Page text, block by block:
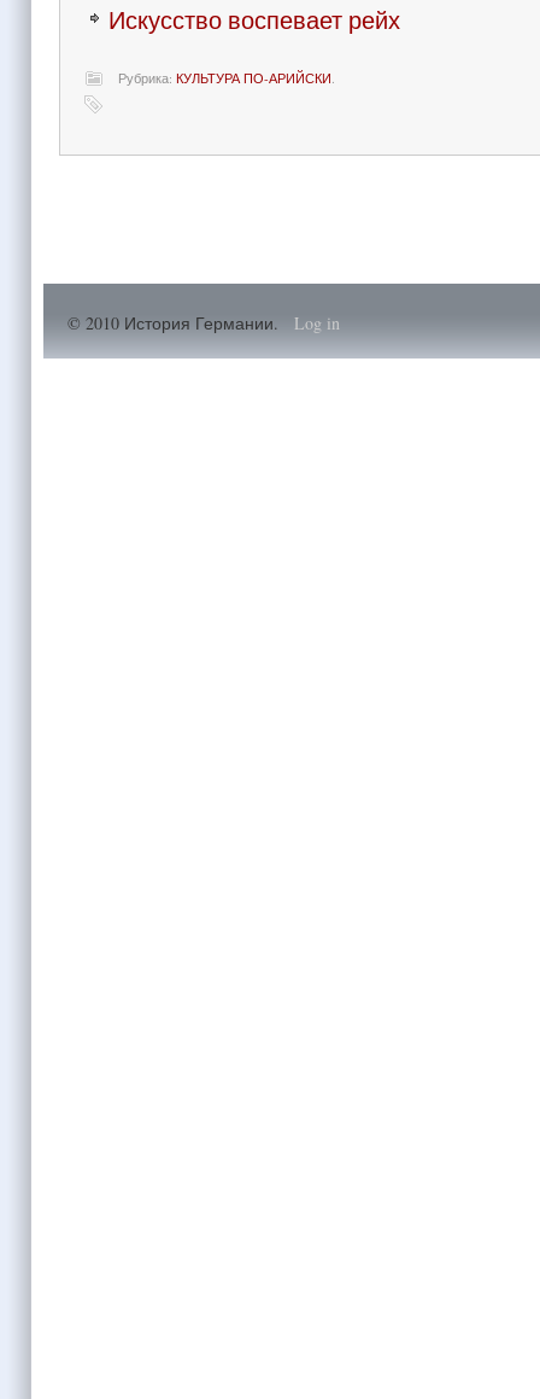
Искусство воспевает рейх
Рубрика: КУЛЬТУРА ПО-АРИЙСКИ.
© 2010 История Германии. Log in